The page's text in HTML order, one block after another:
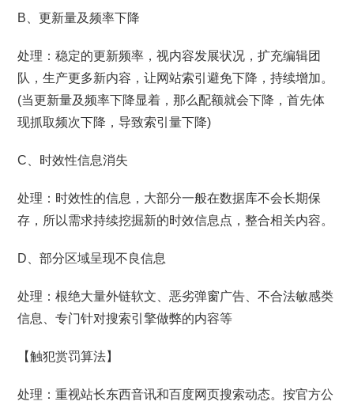
B、更新量及频率下降
处理：稳定的更新频率，视内容发展状况，扩充编辑团
队，生产更多新内容，让网站索引避免下降，持续增加。
(当更新量及频率下降显着，那么配额就会下降，首先体
现抓取频次下降，导致索引量下降)
C、时效性信息消失
处理：时效性的信息，大部分一般在数据库不会长期保
存，所以需求持续挖掘新的时效信息点，整合相关内容。
D、部分区域呈现不良信息
处理：根绝大量外链软文、恶劣弹窗广告、不合法敏感类
信息、专门针对搜索引擎做弊的内容等
【触犯赏罚算法】
处理：重视站长东西音讯和百度网页搜索动态。按官方公